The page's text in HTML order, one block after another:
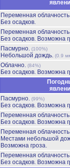
Переменная
Без осадков.
Переменная
Без осадков. Возможна
Пасмурно. (100%)
Небольшой дождь. (0.9
Облачно. (84%)
Без осадков. Возможна
Пасмурно. (99%)
Без осадков. Возможна
Переменная
Без осадков. Возможна
Переменная
Местами небольшой
Возможна гроза.
Переменная
Без осадков. Возможна